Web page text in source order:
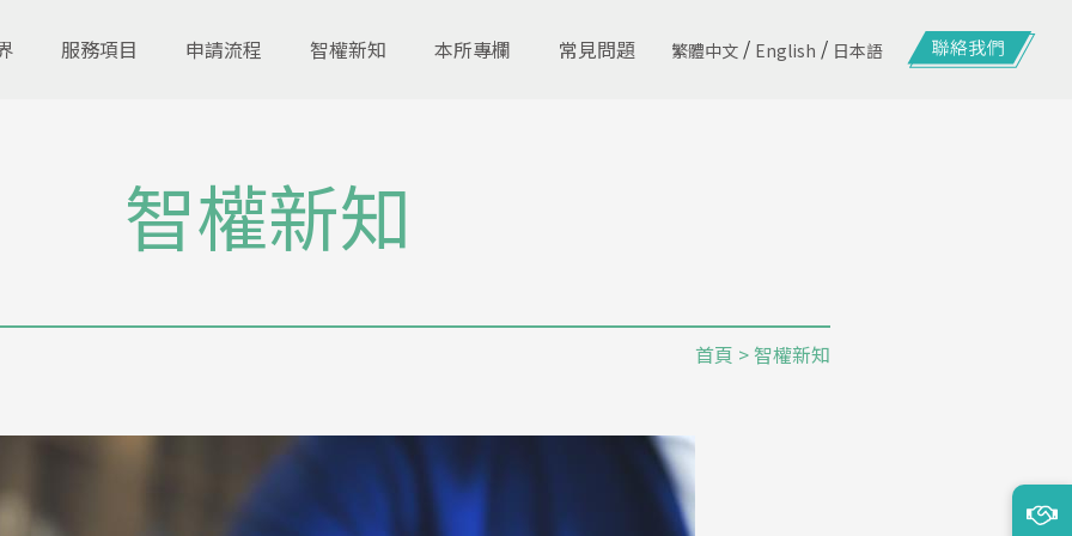
服務項目 申請流程 智權新知 本所專欄 常見問題 繁體中文 / English / 日本語
智權新知
首頁 > 智權新知